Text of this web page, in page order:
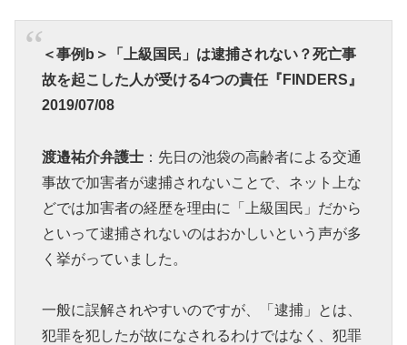
＜事例b＞「上級国民」は逮捕されない？死亡事
故を起こした人が受ける4つの責任『FINDERS』
2019/07/08
渡邉祐介弁護士：先日の池袋の高齢者による交通
事故で加害者が逮捕されないことで、ネット上な
どでは加害者の経歴を理由に「上級国民」だから
といって逮捕されないのはおかしいという声が多
く挙がっていました。
一般に誤解されやすいのですが、「逮捕」とは、
犯罪を犯したが故になされるわけではなく、犯罪